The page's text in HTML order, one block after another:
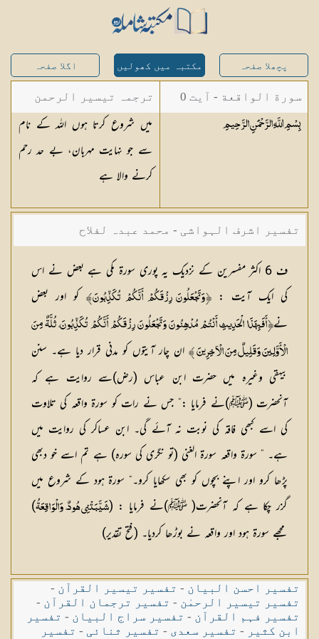
پچھلا صفحہ مکتبہ میں کھولیں اگلا صفحہ
سورة الواقعة - آیت 0
بِسْمِ اللَّهِ الرَّحْمَٰنِالرَّحِيمِ
ترجمہ تیسیر الرحمن
لبیان القرآن - محمد
لقمان سلفی
میں شروع کرتا ہوں اللہ کے نام
سے جو نہایت مہربان، بے حد رحم
کرنے والا ہے
تفسیر اشرف الہواشی - محمد عبدہ لفلاح
ف 6 اکثر مفسرین کے نزدیک یہ پوری سورۃ مکی ہے بعض نے اس
کی ایک آیت :
İ‌وَتَجْعَلُونَ رِزْقَكُمْ أَنَّكُمْ تُكَذِّبُونَĬ
کو اور بعض
نے
İأَفَبِهَذَا الْحَدِيثِ أَنْتُمْ مُدْهِنُونَ ‌وَتَجْعَلُونَ رِزْقَكُمْ أَنَّكُمْ تُكَذِّبُونَ، ‌ثُلَّةٌ ‌مِنَ
الْأَوَّلِينَ وَقَلِيلٌ مِنَ الْآخِرِينَ Ĭ
ان چار آیتوں کو مدنی قرار دیا ہے۔ سنن
بیہقی وغیرہ میں حضرت ابن عباس (رض)سے روایت ہے کہ
آنحضرت (ﷺ)نے فرمایا :” جس نے رات کو سورۃ واقعہ کی تلاوت
کی اسے کبھی فاقہ کی نوبت نہ آئے گی۔ ابن عساکر کی روایت میں
ہے۔ ” سورۃ واقعہ سورۃ الغنی (تو نگری کی سورہ) ہے تم اسے خو دبھی
پڑھا کرو اور اپنے بچوں کو بھی سکھایا کرو۔“ سورۃ ہود کے شروع میں
گزر چکا ہے کہ آنحضرت( ﷺ)نے فرمایا : (‌شَيَّبَتْنِي هُودٌ، وَالْوَاقِعَةُ)
مجھے سورۃ ہود اور واقعہ نے بوڑھا کردیا۔ (فتح تقدیر)
تفسیر احسن البیان - تفسیر تیسیر القرآن -
تفسیر تیسیر الرحمٰن - تفسیر ترجمان القرآن -
تفسیر فہم القرآن - تفسیر سراج البیان - تفسیر
ابن کثیر - تفسیر سعدی - تفسیر ثنائی - تفسیر